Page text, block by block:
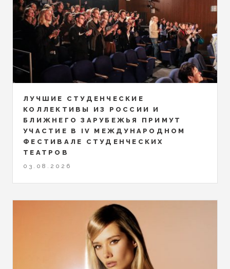
ЛУЧШИЕ СТУДЕНЧЕСКИЕ
КОЛЛЕКТИВЫ ИЗ РОССИИ И
БЛИЖНЕГО ЗАРУБЕЖЬЯ ПРИМУТ
УЧАСТИЕ В IV МЕЖДУНАРОДНОМ
ФЕСТИВАЛЕ СТУДЕНЧЕСКИХ
ТЕАТРОВ
03.08.2026